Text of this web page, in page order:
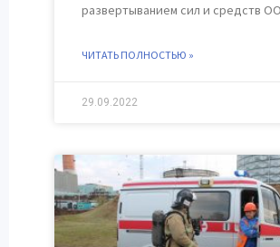
развертыванием сил и средств
ЧИТАТЬ ПОЛНОСТЬЮ »
29.09.2022